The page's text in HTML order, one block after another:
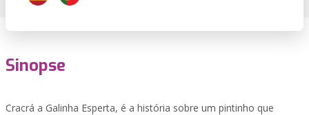
Sinopse
Cracrá a Galinha Esperta, é a história sobre um pintinho que